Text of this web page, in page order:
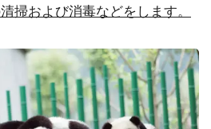
掃および消毒などをします。